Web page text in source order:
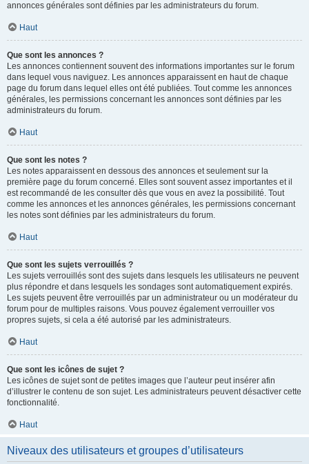
annonces générales sont définies par les administrateurs du forum.
Haut
Que sont les annonces ?
Les annonces contiennent souvent des informations importantes sur le forum
dans lequel vous naviguez. Les annonces apparaissent en haut de chaque
page du forum dans lequel elles ont été publiées. Tout comme les annonces
générales, les permissions concernant les annonces sont définies par les
administrateurs du forum.
Haut
Que sont les notes ?
Les notes apparaissent en dessous des annonces et seulement sur la
première page du forum concerné. Elles sont souvent assez importantes et il
est recommandé de les consulter dès que vous en avez la possibilité. Tout
comme les annonces et les annonces générales, les permissions concernant
les notes sont définies par les administrateurs du forum.
Haut
Que sont les sujets verrouillés ?
Les sujets verrouillés sont des sujets dans lesquels les utilisateurs ne peuvent
plus répondre et dans lesquels les sondages sont automatiquement expirés.
Les sujets peuvent être verrouillés par un administrateur ou un modérateur du
forum pour de multiples raisons. Vous pouvez également verrouiller vos
propres sujets, si cela a été autorisé par les administrateurs.
Haut
Que sont les icônes de sujet ?
Les icônes de sujet sont de petites images que l’auteur peut insérer afin
d’illustrer le contenu de son sujet. Les administrateurs peuvent désactiver cette
fonctionnalité.
Haut
Niveaux des utilisateurs et groupes d’utilisateurs